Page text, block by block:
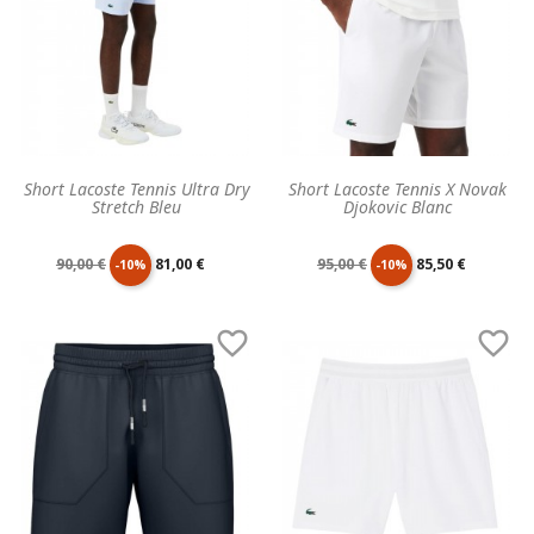
Short Lacoste Tennis Ultra Dry
Stretch Bleu
Prix
90,00 € -10% Prix
81,00 €
Short Lacoste Tennis X Novak
Djokovic Blanc
Prix
95,00 € -10% Prix
85,50 €
 